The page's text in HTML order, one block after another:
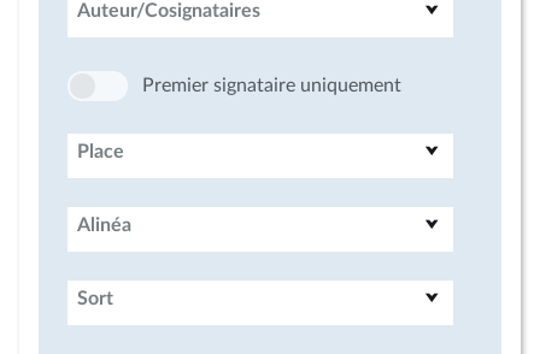
Auteur/Cosignataires
Premier signataire uniquement
Place
Alinéa
Sort